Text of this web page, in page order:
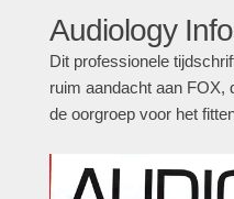
Audiology
Dit professionele
ruim aandacht aan FOX,
de oorgroep voor het